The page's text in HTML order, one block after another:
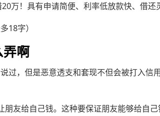
万！具有申请简便、利率低放款快、借还
18字）
啊
过，但是恶意透支和套现不但会被打入信
友给自己钱。这种要保证朋友能够给自己